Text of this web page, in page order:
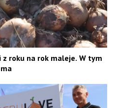
roku na rok maleje. W tym